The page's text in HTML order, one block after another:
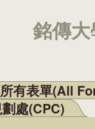
銘傳
所有表單(All
處(CPC)